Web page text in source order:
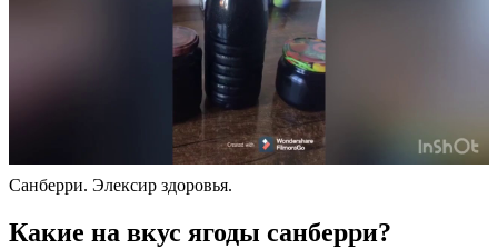
Санберри. Элексир здоровья.
Какие на вкус ягоды санберри?